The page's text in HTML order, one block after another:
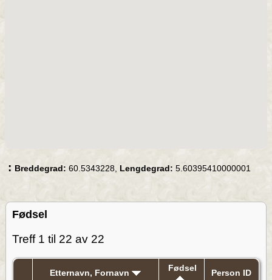
: Breddegrad: 60.5343228, Lengdegrad: 5.60395410000001
Fødsel
Treff 1 til 22 av 22
Etternavn, Fornavn Fødsel Person ID